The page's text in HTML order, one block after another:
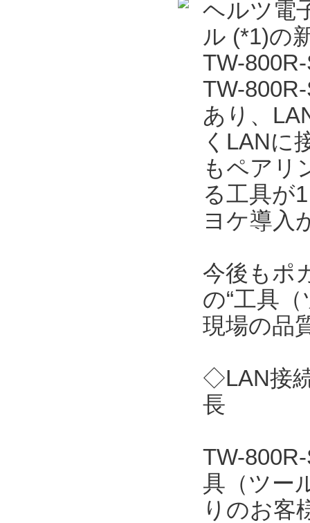
ヘルツ電
ル (*1)の
TW-
TW-
あり、
くLANに
もペアリ
る工具が
ヨケ導入
今後もポ
の“工具
現場の品
◇LAN接
長
TW-
具（ツー
りのお客